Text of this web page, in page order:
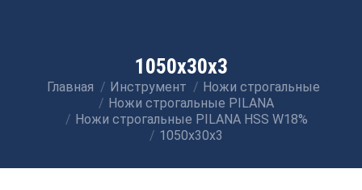
1050х30х3
Вы здесь:
Главная Инструмент
Ножи строгальные
Ножи строгальные PILANA
Ножи строгальные PILANA HSS W18%
1050х30х3